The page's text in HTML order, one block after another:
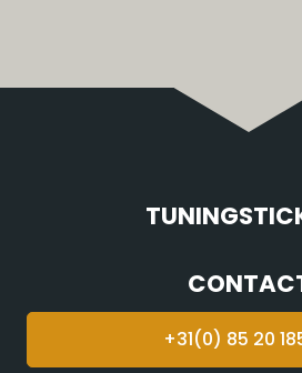
+31(0) 85 20